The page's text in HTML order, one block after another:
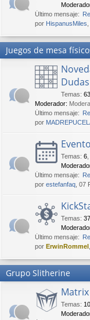
Último mensaje:
por HispanusMiles
Juegos de mesa
Dudas
Temas:
Moderador:
Último mensaje:
por
Temas: 6
Último mensaje:
por estefanfaq , 07
Temas: 37
Último mensaje:
por ErwinRommel
Grupo Slitherine
Temas: